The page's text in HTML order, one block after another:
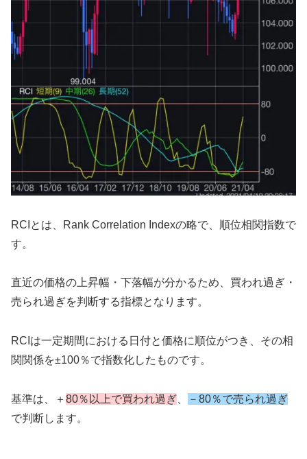
RCIとは、Rank Correlation Indexの略で、順位相関指数で
す。
直近の価格の上昇幅・下落幅が分かるため、買われ過ぎ・
売られ過ぎを判断する指標となります。
RCIは一定期間における日付と価格に順位がつき、その相
関関係を±100％で指数化したものです。
基準は、＋80％以上で買われ過ぎ
－80％で売られ過ぎ
で判断します。